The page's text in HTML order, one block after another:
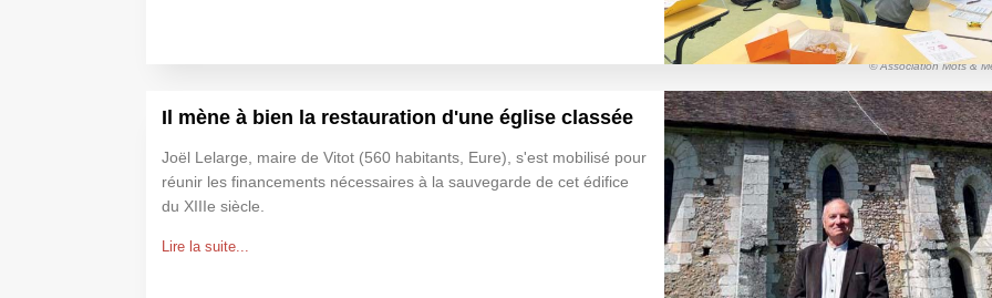
© Association Mots &
Il mène à bien la restauration d'une église classée
Joël Lelarge, maire de Vitot (560 habitants, Eure), s'est mobilisé pour
réunir les financements nécessaires à la sauvegarde de cet édifice
du XIIIe siècle.
Lire la suite...